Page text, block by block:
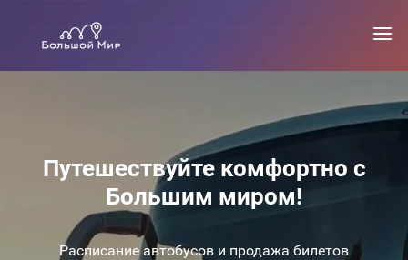
Путешествуйте комфортно с
Большим миром!
Расписание автобусов и продажа билетов